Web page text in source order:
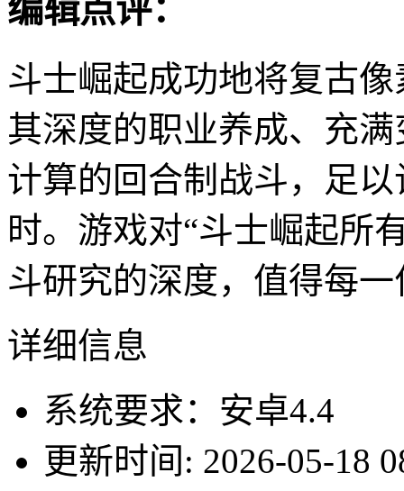
编辑点评：
斗士崛起成功地将复古
其深度的职业养成、充
计算的回合制战斗，足
时。游戏对“斗士崛起所
斗研究的深度，值得每
详细信息
系统要求：安卓4.4
更新时间: 2026-05-18